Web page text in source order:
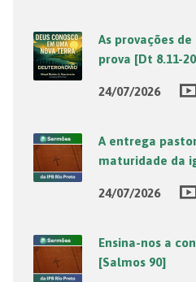
As provações
prova [Dt 8.11-
24/07/2026
A entrega
maturidade da
24/07/2026
Ensina-nos a
[Salmos 90]